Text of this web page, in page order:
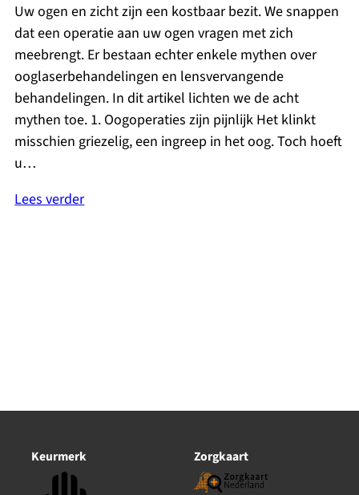
Uw ogen en zicht zijn een kostbaar bezit. We snappen
dat een operatie aan uw ogen vragen met zich
meebrengt. Er bestaan echter enkele mythen over
ooglaserbehandelingen en lensvervangende
behandelingen. In dit artikel lichten we de acht
mythen toe. 1. Oogoperaties zijn pijnlijk Het klinkt
misschien griezelig, een ingreep in het oog. Toch hoeft
u…
Lees verder
Keurmerk Zorgkaart